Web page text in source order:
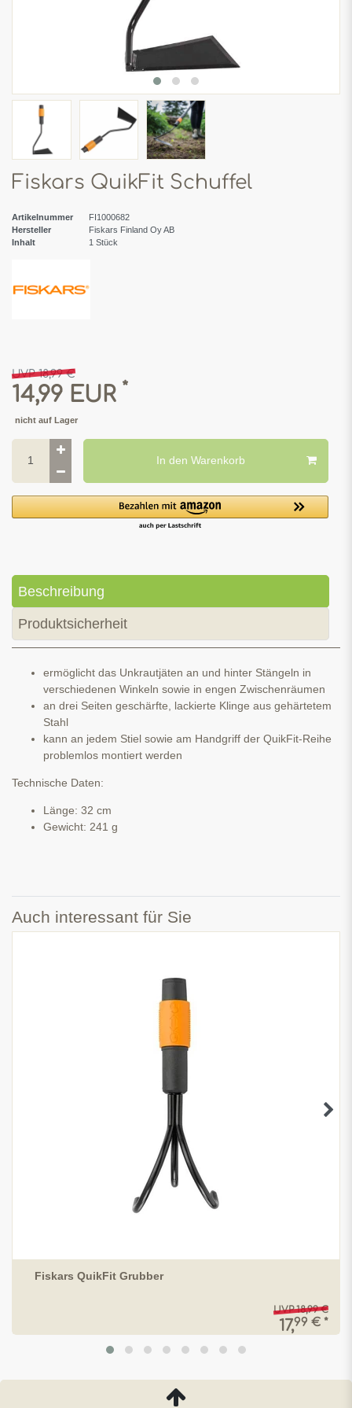
Fiskars QuikFit Schuffel
Artikelnummer
FI1000682
Hersteller
Fiskars Finland Oy AB
Inhalt
1 Stück
UVP 18,99 €
14,99 EUR *
nicht auf Lager
In den Warenkorb
Beschreibung
Produktsicherheit
ermöglicht das Unkrautjäten an und hinter Stängeln in
verschiedenen Winkeln sowie in engen Zwischenräumen
an drei Seiten geschärfte, lackierte Klinge aus gehärtetem
Stahl
kann an jedem Stiel sowie am Handgriff der QuikFit-Reihe
problemlos montiert werden
Technische Daten:
Länge: 32 cm
Gewicht: 241 g
Auch interessant für Sie
Fiskars QuikFit Grubber
UVP 18,99 €
17,99 € *